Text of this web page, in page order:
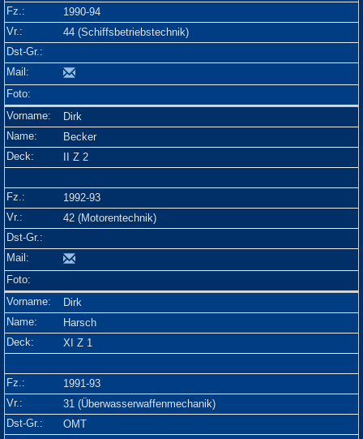
1990-94
44 (Schiffsbetriebstechnik)
Dirk
Becker
II Z 2
1992-93
42 (Motorentechnik)
Dirk
Harsch
XI Z 1
1991-93
31 (Überwasserwaffenmechanik)
OMT